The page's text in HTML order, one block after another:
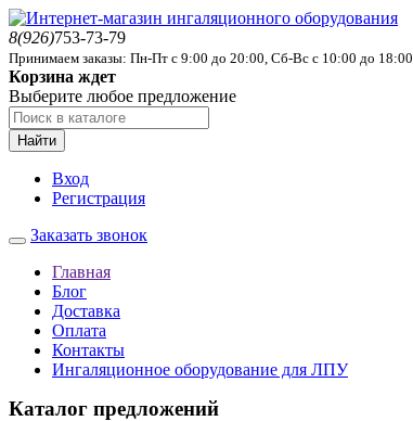
8(926)753-73-79
Принимаем заказы: Пн-Пт с 9:00 до 20:00, Сб-Вс с 10:00 до 18:00
Корзина ждет
Выберите любое предложение
Найти
Вход
Регистрация
Заказать звонок
Главная
Блог
Доставка
Оплата
Контакты
Ингаляционное оборудование для ЛПУ
Каталог предложений